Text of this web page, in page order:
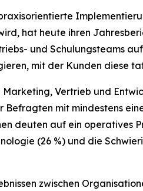
hat heute ihren
und Schulungsteams
mit der Kunden diese
Vertrieb und
mit mindestens
deuten auf ein operatives
(26 %) und die
zwischen